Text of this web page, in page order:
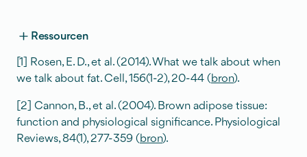
Ressourcen
[1] Rosen, E. D., et al. (2014). What we talk about when
we talk about fat. Cell, 156(1-2), 20-44 ( bron).
[2] Cannon, B., et al. (2004). Brown adipose tissue:
function and physiological significance. Physiological
Reviews, 84(1), 277-359 ( bron).